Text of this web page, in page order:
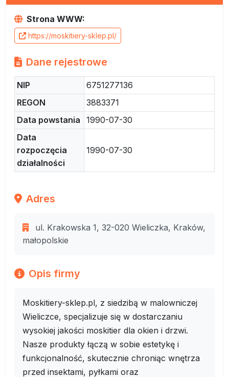
Strona WWW:
https://moskitiery-sklep.pl/
Dane rejestrowe
NIP
6751277136
REGON
3883371
Data powstania
1990-07-30
Data
rozpoczęcia
działalności
1990-07-30
Adres
ul. Krakowska 1, 32-020 Wieliczka, Kraków,
małopolskie
Opis firmy
Moskitiery-sklep.pl, z siedzibą w malowniczej
Wieliczce, specjalizuje się w dostarczaniu
wysokiej jakości moskitier dla okien i drzwi.
Nasze produkty łączą w sobie estetykę i
funkcjonalność, skutecznie chroniąc wnętrza
przed insektami, pyłkami oraz